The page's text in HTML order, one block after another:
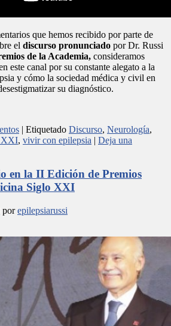
que hemos recibido por parte de
el discurso pronunciado por Dr. Russi
de la Academia, consideramos
este canal por su constante alegato a la
y cómo la sociedad médica y civil en
su diagnóstico.
| Etiquetado Discurso, Neurología,
XXI, vivir con epilepsia | Deja una
en la II Edición de Premios
Siglo XXI
porepilepsiarussi